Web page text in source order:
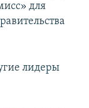
для
лидеры